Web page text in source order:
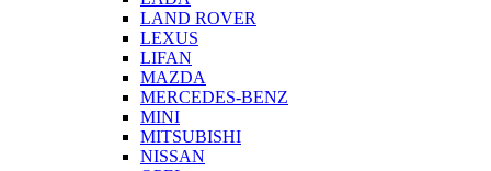
LAND ROVER
LEXUS
LIFAN
MAZDA
MERCEDES-BENZ
MINI
MITSUBISHI
NISSAN